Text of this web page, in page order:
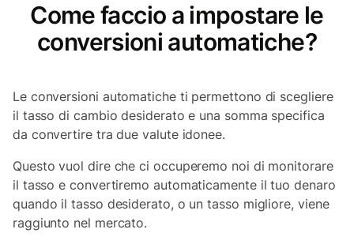
Come faccio a impostare le
conversioni automatiche?
Le conversioni automatiche ti permettono di scegliere
il tasso di cambio desiderato e una somma specifica
da convertire tra due valute idonee.
Questo vuol dire che ci occuperemo noi di monitorare
il tasso e convertiremo automaticamente il tuo denaro
quando il tasso desiderato, o un tasso migliore, viene
raggiunto nel mercato.